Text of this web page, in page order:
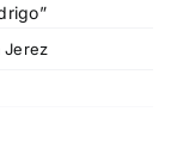
Jerez